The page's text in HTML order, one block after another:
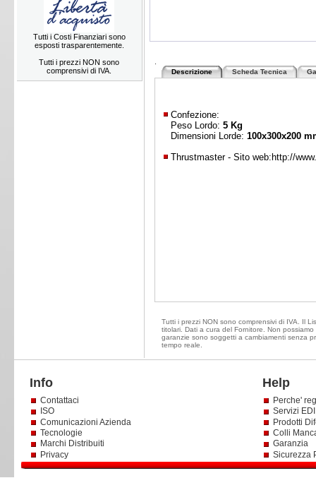
Tutti i Costi Finanziari sono
esposti trasparentemente.
Tutti i prezzi NON sono
comprensivi di IVA.
Descrizione Scheda Tecnica
Confezione:
Peso Lordo: 5 Kg
Dimensioni Lorde:100x300x200
Thrustmaster - Sito web: http://
Tutti i prezzi NON sono comprensivi di IVA. Il
titolari. Dati a cura del Fornitore. Non
garanzie sono soggetti a cambiamenti senza
tempo reale.
Info Help
Contattaci
ISO
Comunicazioni Azienda
Tecnologie
Marchi Distribuiti
Privacy
Perche'
Servizi
Prodotti
Colli
Garanzia
Sicurezza